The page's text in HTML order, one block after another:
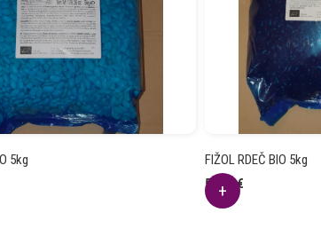
5kg
FIŽOL RDEČ BIO 5kg
57.03€